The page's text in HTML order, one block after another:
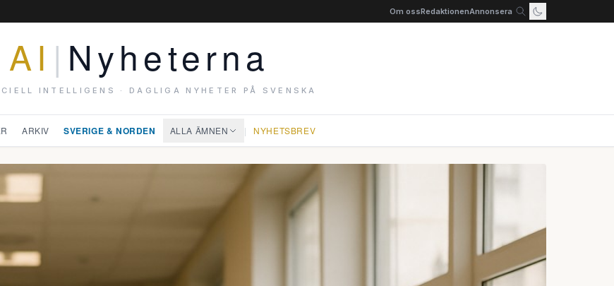
Om ossRedaktionenAnnonsera
AI | Nyheterna
INTELLIGENS · DAGLIGA NYHETER PÅ SVENSKA
ARKIV SVERIGE & NORDEN ALLA ÄMNEN | NYHETSBREV